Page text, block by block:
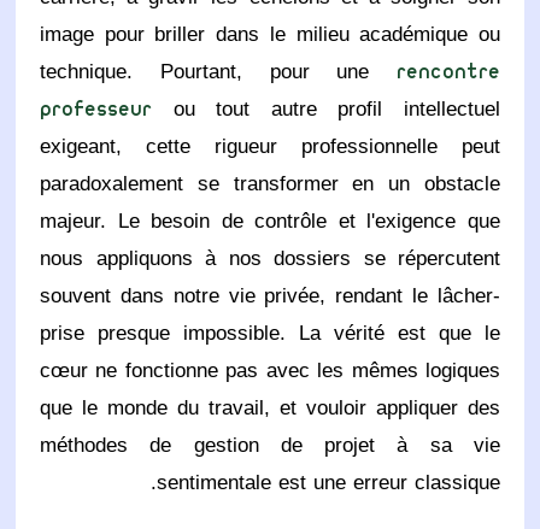
image pour briller dans le milieu académique ou
technique. Pourtant, pour une
rencontre
professeur
ou tout autre profil intellectuel
exigeant, cette rigueur professionnelle peut
paradoxalement se transformer en un obstacle
majeur. Le besoin de contrôle et l'exigence que
nous appliquons à nos dossiers se répercutent
souvent dans notre vie privée, rendant le lâcher-
prise presque impossible. La vérité est que le
cœur ne fonctionne pas avec les mêmes logiques
que le monde du travail, et vouloir appliquer des
méthodes de gestion de projet à sa vie
sentimentale est une erreur classique.